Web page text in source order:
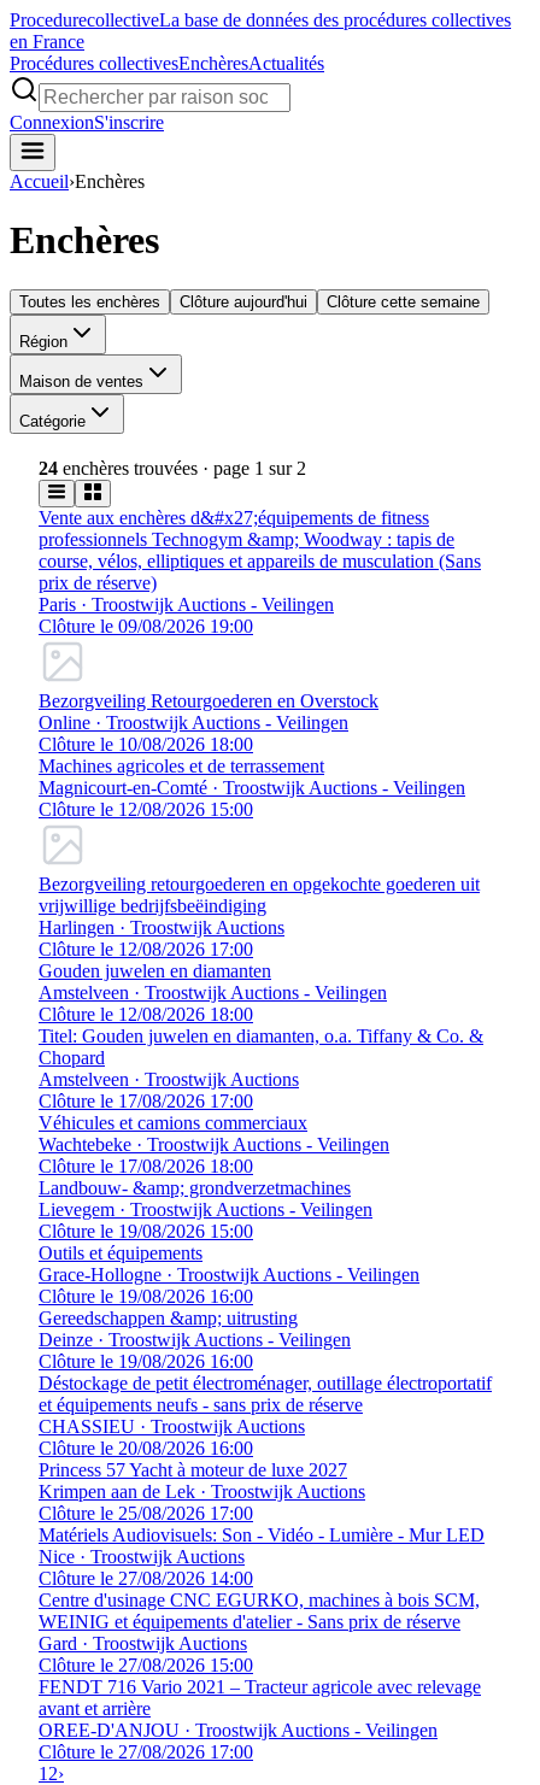
ProcedurecollectiveLa base de données des procédures collectives
en France
Procédures collectivesEnchèresActualités
ConnexionS'inscrire
Accueil›Enchères
Enchères
Toutes les enchères Clôture aujourd'hui Clôture cette semaine
Région
Maison de ventes
Catégorie
24 enchères trouvées · page 1 sur 2
Vente aux enchères d&#x27;équipements de fitness
professionnels Technogym &amp; Woodway : tapis de
course, vélos, elliptiques et appareils de musculation (Sans
prix de réserve)
Paris · Troostwijk Auctions - Veilingen
Clôture le 09/08/2026 19:00
Bezorgveiling Retourgoederen en Overstock
Online · Troostwijk Auctions - Veilingen
Clôture le 10/08/2026 18:00
Machines agricoles et de terrassement
Magnicourt-en-Comté · Troostwijk Auctions - Veilingen
Clôture le 12/08/2026 15:00
Bezorgveiling retourgoederen en opgekochte goederen uit
vrijwillige bedrijfsbeëindiging
Harlingen · Troostwijk Auctions
Clôture le 12/08/2026 17:00
Gouden juwelen en diamanten
Amstelveen · Troostwijk Auctions - Veilingen
Clôture le 12/08/2026 18:00
Titel: Gouden juwelen en diamanten, o.a. Tiffany & Co. &
Chopard
Amstelveen · Troostwijk Auctions
Clôture le 17/08/2026 17:00
Véhicules et camions commerciaux
Wachtebeke · Troostwijk Auctions - Veilingen
Clôture le 17/08/2026 18:00
Landbouw- &amp; grondverzetmachines
Lievegem · Troostwijk Auctions - Veilingen
Clôture le 19/08/2026 15:00
Outils et équipements
Grace-Hollogne · Troostwijk Auctions - Veilingen
Clôture le 19/08/2026 16:00
Gereedschappen &amp; uitrusting
Deinze · Troostwijk Auctions - Veilingen
Clôture le 19/08/2026 16:00
Déstockage de petit électroménager, outillage électroportatif
et équipements neufs - sans prix de réserve
CHASSIEU · Troostwijk Auctions
Clôture le 20/08/2026 16:00
Princess 57 Yacht à moteur de luxe 2027
Krimpen aan de Lek · Troostwijk Auctions
Clôture le 25/08/2026 17:00
Matériels Audiovisuels: Son - Vidéo - Lumière - Mur LED
Nice · Troostwijk Auctions
Clôture le 27/08/2026 14:00
Centre d'usinage CNC EGURKO, machines à bois SCM,
WEINIG et équipements d'atelier - Sans prix de réserve
Gard · Troostwijk Auctions
Clôture le 27/08/2026 15:00
FENDT 716 Vario 2021 – Tracteur agricole avec relevage
avant et arrière
OREE-D'ANJOU · Troostwijk Auctions - Veilingen
Clôture le 27/08/2026 17:00
1 2›